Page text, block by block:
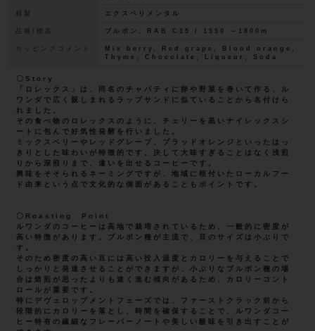
エクスペリメンタル
品種/標高 ブルボン、RAB C15 / 1550 ～1800m
カッピングコメント
Mix berry, Red grape, Blood orange,
Thyme, Chocolate, Liqueur, Soda
〇Story
「ロレックス」は、同名のチャパティに卵や野菜を巻いて作る、ル
ワンダで広く親しまれるラップサンドに似ていることから名付けら
れました。
その食べ物のロレックスのように、チェリーを黒いナイレックスシ
ートに包んで好気性発酵を行いました。
ミックスベリーやレッドグレープ、ブラッドオレンジといったはっ
きりとした味わいが特徴的です。決して大味すぎることはなく浅煎
りから深煎りまで、違いを出せるコーヒーです。
興味をそそられるネーミングですが、地域に根付いたローカルフー
ド由来という点で文化的な側面があることもポイントです。
〇Roasting Point
ルワンダのコーヒーは高地で栽培されているため、一般的に密度が
高い特徴があります。ブルボン種が主流で、豆のサイズは小ぶりで
す。
そのため密度の高い豆には高い投入温度とカロリーを与えることで
しっかりと発達させることができますが、小ぶりなブルボン種の場
合は焙煎が思ったよりも速く進む傾向があるため、カロリーコント
ロールが重要です。
特にデヴェロップメントフェーズでは、ファーストクラック前から
段階的にカロリーを落とし、時間を確保することで、ルワンダコー
ヒー特有の繊細なフレーバーノートや美しい酸味を引き出すことが